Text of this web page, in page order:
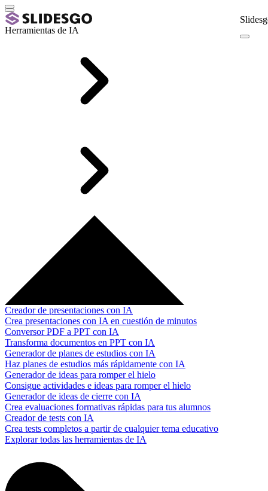
Herramientas de IA
Creador de presentaciones con IA
Crea presentaciones con IA en cuestión de minutos
Conversor PDF a PPT con IA
Transforma documentos en PPT con IA
Generador de planes de estudios con IA
Haz planes de estudios más rápidamente con IA
Generador de ideas para romper el hielo
Consigue actividades e ideas para romper el hielo
Generador de ideas de cierre con IA
Crea evaluaciones formativas rápidas para tus alumnos
Creador de tests con IA
Crea tests completos a partir de cualquier tema educativo
Explorar todas las herramientas de IA